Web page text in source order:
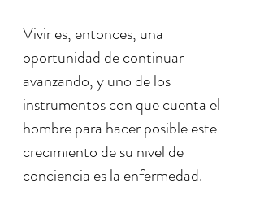
Vivir es, entonces, una
oportunidad de continuar
avanzando, y uno de los
instrumentos con que cuenta el
hombre para hacer posible este
crecimiento de su nivel de
conciencia es la enfermedad.